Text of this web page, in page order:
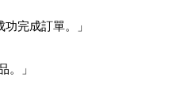
完成訂單。」
。」